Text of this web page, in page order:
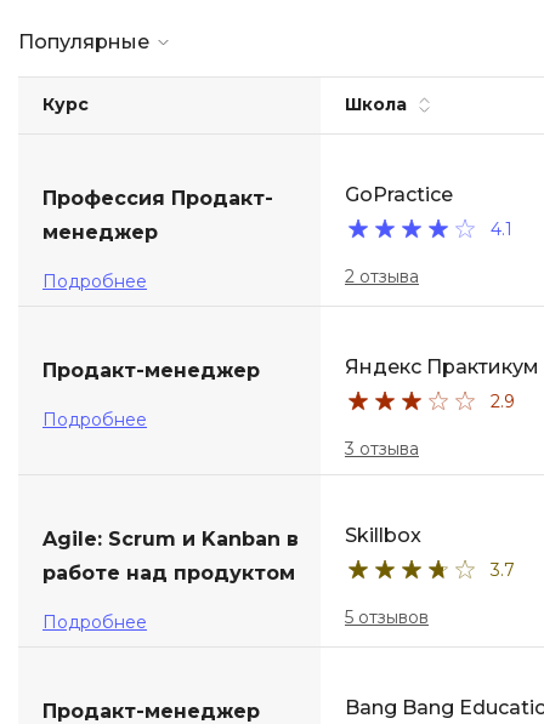
Популярные
Курс Школа
Профессия Продакт-
менеджер
Подробнее
GoPractice
4.1
2 отзыва
Продакт-менеджер
Подробнее
Яндекс Практикум
2.9
3 отзыва
Agile: Scrum и Kanban в
работе над продуктом
Подробнее
Skillbox
3.7
5 отзывов
Продакт-менеджер Bang Bang
Иностранные языки
Soft Skills
ДПО